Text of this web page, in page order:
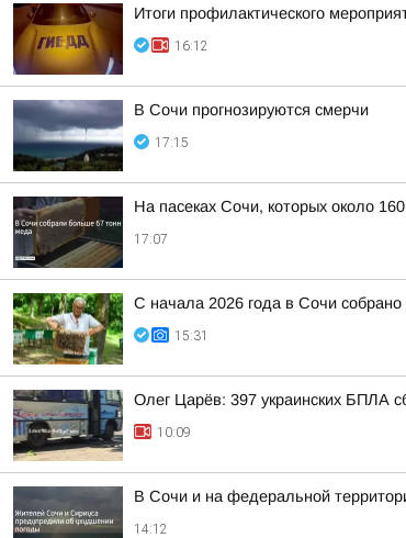
Итоги профилактического
16:12
В Сочи прогнозируются смерчи
17:15
На пасеках Сочи, которых около
17:07
С начала 2026 года в Сочи
15:31
Олег Царёв: 397 украинских БПЛА
10:09
В Сочи и на федеральной
14:12